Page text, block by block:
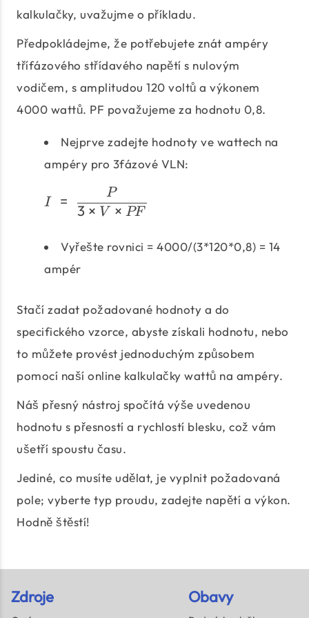
kalkulačky, uvažujme o příkladu.
Předpokládejme, že potřebujete znát ampéry
třífázového střídavého napětí s nulovým
vodičem, s amplitudou 120 voltů a výkonem
4000 wattů. PF považujeme za hodnotu 0,8.
Nejprve zadejte hodnoty ve wattech na
ampéry pro 3fázové VLN:
I =
3 × V × PF
P
Vyřešte rovnici = 4000/(3*120*0,8) = 14
ampér
Stačí zadat požadované hodnoty a do
specifického vzorce, abyste získali hodnotu, nebo
to můžete provést jednoduchým způsobem
pomocí naší online kalkulačky wattů na ampéry.
Náš přesný nástroj spočítá výše uvedenou
hodnotu s přesností a rychlostí blesku, což vám
ušetří spoustu času.
Jediné, co musíte udělat, je vyplnit požadovaná
pole; vyberte typ proudu, zadejte napětí a výkon.
Hodně štěstí!
Zdroje Obavy